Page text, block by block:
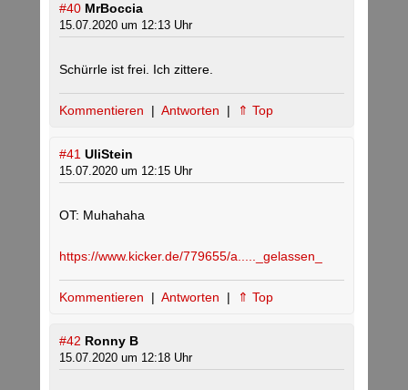
#40 MrBoccia
15.07.2020 um 12:13 Uhr
Schürrle ist frei. Ich zittere.
Kommentieren | Antworten | ⇑ Top
#41 UliStein
15.07.2020 um 12:15 Uhr
OT: Muhahaha
https://www.kicker.de/779655/a....._gelassen_
Kommentieren | Antworten | ⇑ Top
#42 Ronny B
15.07.2020 um 12:18 Uhr